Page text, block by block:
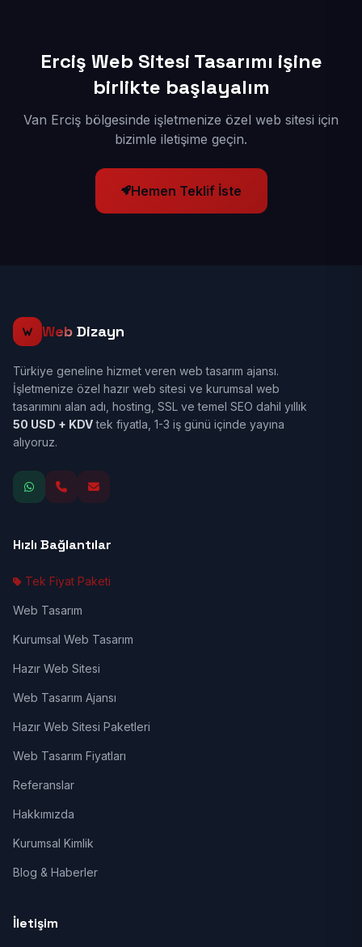
Erciş Web Sitesi Tasarımı işine
birlikte başlayalım
Van Erciş bölgesinde işletmenize özel web sitesi için
bizimle iletişime geçin.
Hemen Teklif İste
Web Dizayn
Türkiye geneline hizmet veren web tasarım ajansı.
İşletmenize özel hazır web sitesi ve kurumsal web
tasarımını alan adı, hosting, SSL ve temel SEO dahil yıllık
50 USD + KDVtek fiyatla, 1-3 iş günü içinde yayına
alıyoruz.
Hızlı Bağlantılar
Tek Fiyat Paketi
Web Tasarım
Kurumsal Web Tasarım
Hazır Web Sitesi
Web Tasarım Ajansı
Hazır Web Sitesi Paketleri
Web Tasarım Fiyatları
Referanslar
Hakkımızda
Kurumsal Kimlik
Blog & Haberler
İletişim